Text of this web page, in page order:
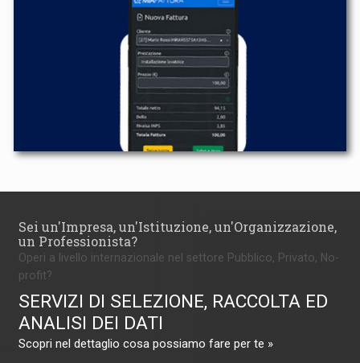
Sei un'Impresa, un'Istituzione, un'Organizzazione,
un Professionista?
Operi a livello internazionale nel settore Pubblico, Privato, No-
profit?
SERVIZI DI SELEZIONE, RACCOLTA ED
ANALISI DEI DATI
Scopri nel dettaglio cosa possiamo fare per te »